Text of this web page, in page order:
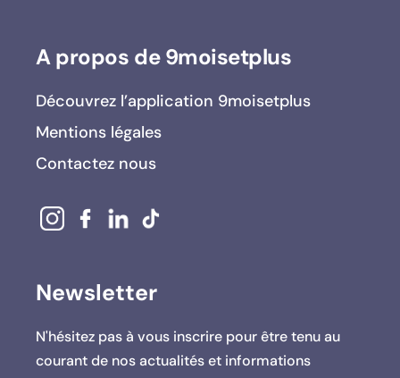
A propos de 9moisetplus
Découvrez l’application 9moisetplus
Mentions légales
Contactez nous
Newsletter
N'hésitez pas à vous inscrire pour être tenu au
courant de nos actualités et informations